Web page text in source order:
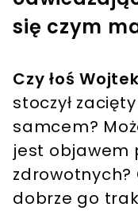
się czym
Czy łoś
stoczył
samcem?
jest objawem
zdrowotnych?
dobrze go